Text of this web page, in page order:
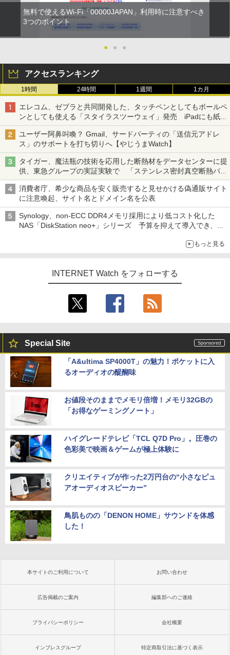
無料で使えるWi-Fi「00000JAPAN」利用時に注意すべき
3つのポイント
● ● ●
アクセスランキング
1時間 24時間 1週間 1カ月
エレコム、ゼブラと共同開発した、タッチペンとしてもボールペ
ンとしても使える「スタイラスツーウェイ」発売 iPadにも紙に
も、持ち替えずに書き込める
ユーザー阿鼻叫喚？ Gmail、サードパーティの「送信元アドレ
ス」のサポートを打ち切りへ【やじうまWatch】
タイガー、魔法瓶の技術を応用した断熱材をデータセンターに提
供、東急グループの実証実験で 「ステンレス密封真空断熱パネ
ル TIVIP」
消費者庁、希少な商品を安く販売すると見せかける偽通販サイト
に注意喚起、サイト名とドメイン名を公表
Synology、non-ECC DDR4メモリ採用により低コスト化した
NAS「DiskStation neo+」シリーズ 予算を抑えて導入でき、
もっと見る
INTERNET Watch をフォローする
Special Site
「A&ultima SP4000T」の魅力！ポケットに入
るオーディオの醍醐味
お値段そのままでメモリ倍増！メモリ32GBの
「お得なゲーミングノート」
ハイグレードテレビ「TCL Q7D Pro」。圧巻の
色彩美で映画＆ゲームが極上体験に
クリエイティブが作った2万円台の“小さなピュ
アオーディオスピーカー”
鳥肌ものの「DENON HOME」サウンドを体感
した！
本サイトのご利用について お問い合わせ
広告掲載のご案内 編集部へのご連絡
プライバシーポリシー 会社概要
インプレスグループ 特定商取引法に基づく表示